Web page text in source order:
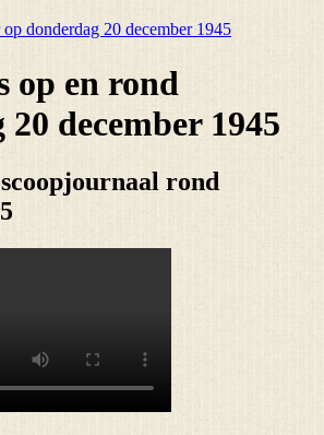
donderdag 20 december 1945
op en rond
december 1945
rond